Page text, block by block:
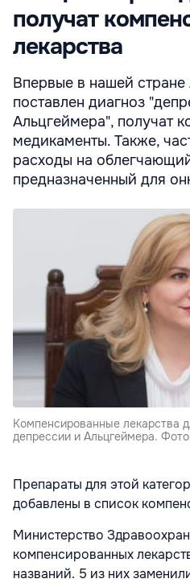
получат
лекарства
Впервые в нашей
поставлен диагноз
Альцгеймера", получат
медикаменты. Также,
расходы на
предназначенный для
Компенсированные лекарства
депрессии и Альцгеймера.
Препараты для этой
добавлены в список
Министерство
компенсированных
названий. 5 из них